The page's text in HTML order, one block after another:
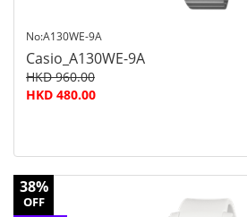
No:A130WE-9A
Casio_A130WE-9A
HKD 960.00
HKD 480.00
38%
OFF